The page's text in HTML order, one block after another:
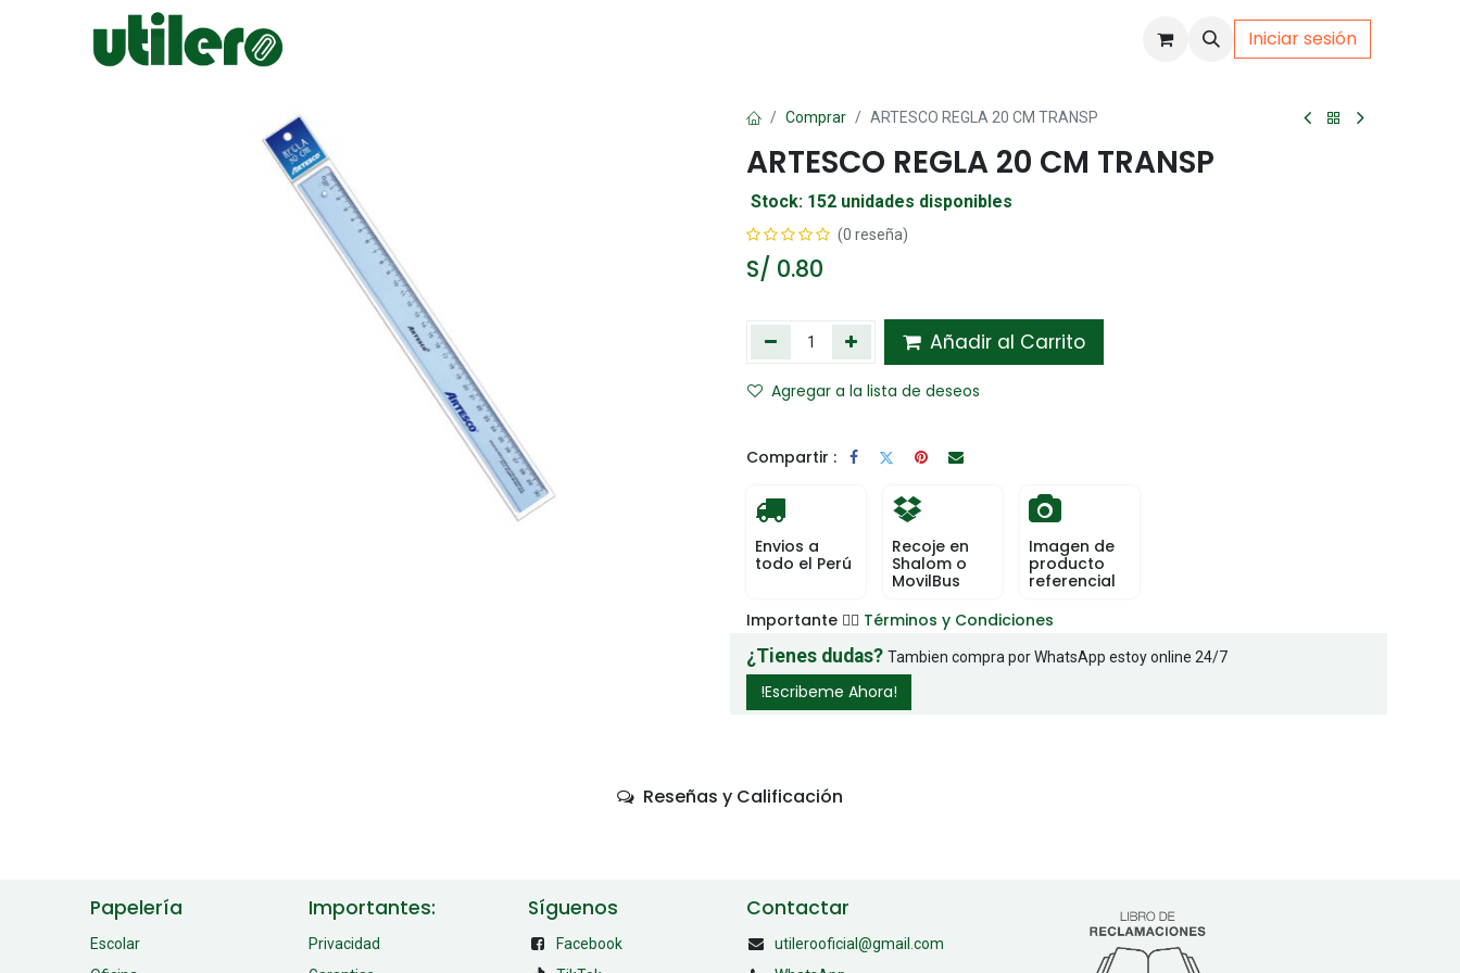
Iniciar sesión
Comprar ARTESCO REGLA 20 CM TRANSP
ARTESCO REGLA 20 CM TRANSP
Stock: 152 unidades disponibles
(0 reseña)
S/ 0.80
Añadir al Carrito
Agregar a la lista de deseos
Compartir :
Envios a
todo el Perú
Recoje en
Shalom o
MovilBus
Imagen de
producto
referencial
Importante 👉🏻 Términos y Condiciones
¿Tienes dudas? Tambien compra por WhatsApp estoy online 24/7
!Escribeme Ahora!
Reseñas y Calificación
Papelería
Escolar
Importantes:
Privacidad
Síguenos
Facebook
Contactar
utilerooficial@gmail.com